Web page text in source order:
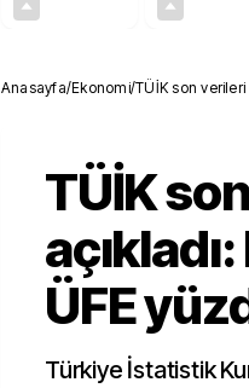
Anasayfa/Ekonomi/TÜİK son
TÜİK
ÜFE
Türkiye İstatistik